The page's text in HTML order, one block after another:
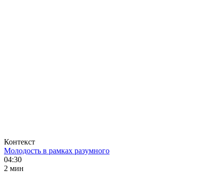
Контекст
Молодость в рамках разумного
04:30
2 мин